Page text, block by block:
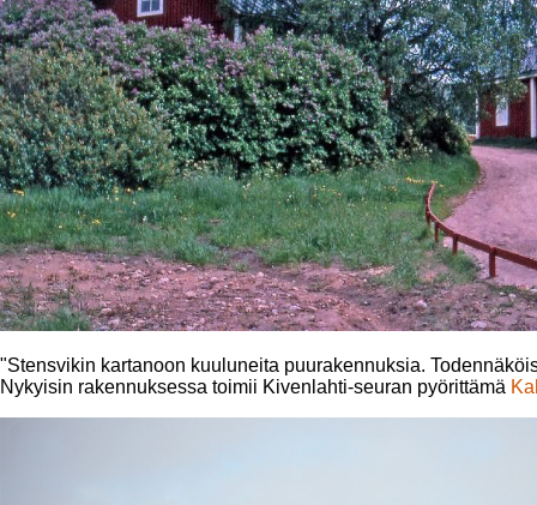
"Stensvikin kartanoon kuuluneita puurakennuksia.
Nykyisin rakennuksessa toimii Kivenlahti-seuran pyörittämä